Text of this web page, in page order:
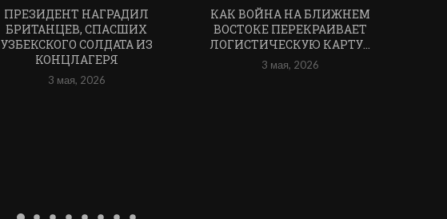
ПРЕЗИДЕНТ НАГРАДИЛ
БРИТАНЦЕВ, СПАСШИХ
УЗБЕКСКОГО СОЛДАТА ИЗ
КОНЦЛАГЕРЯ
3 мая, 2026
КАК ВОЙНА НА БЛИЖНЕМ
ВОСТОКЕ ПЕРЕКРАИВАЕТ
ЛОГИСТИЧЕСКУЮ КАРТУ...
3 мая, 2026